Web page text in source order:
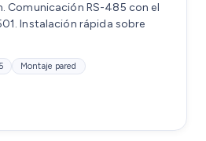
Comunicación RS-485 con el
Instalación rápida sobre
Montaje pared